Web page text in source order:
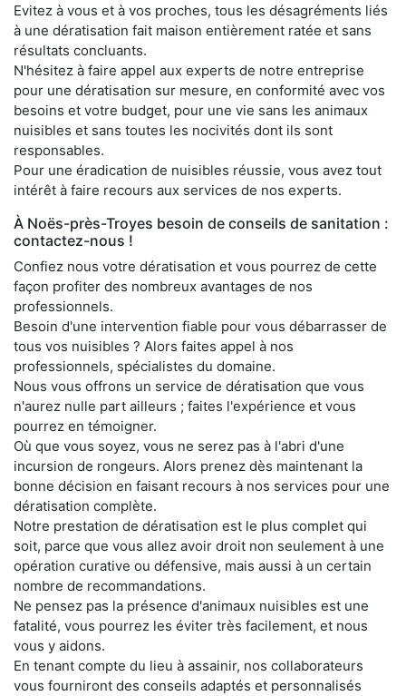
Evitez à vous et à vos proches, tous les désagréments liés
à une dératisation fait maison entièrement ratée et sans
résultats concluants.
N'hésitez à faire appel aux experts de notre entreprise
pour une dératisation sur mesure, en conformité avec vos
besoins et votre budget, pour une vie sans les animaux
nuisibles et sans toutes les nocivités dont ils sont
responsables.
Pour une éradication de nuisibles réussie, vous avez tout
intérêt à faire recours aux services de nos experts.
À Noës-près-Troyes besoin de conseils de sanitation :
contactez-nous !
Confiez nous votre dératisation et vous pourrez de cette
façon profiter des nombreux avantages de nos
professionnels.
Besoin d'une intervention fiable pour vous débarrasser de
tous vos nuisibles ? Alors faites appel à nos
professionnels, spécialistes du domaine.
Nous vous offrons un service de dératisation que vous
n'aurez nulle part ailleurs ; faites l'expérience et vous
pourrez en témoigner.
Où que vous soyez, vous ne serez pas à l'abri d'une
incursion de rongeurs. Alors prenez dès maintenant la
bonne décision en faisant recours à nos services pour une
dératisation complète.
Notre prestation de dératisation est le plus complet qui
soit, parce que vous allez avoir droit non seulement à une
opération curative ou défensive, mais aussi à un certain
nombre de recommandations.
Ne pensez pas la présence d'animaux nuisibles est une
fatalité, vous pourrez les éviter très facilement, et nous
vous y aidons.
En tenant compte du lieu à assainir, nos collaborateurs
vous fourniront des conseils adaptés et personnalisés